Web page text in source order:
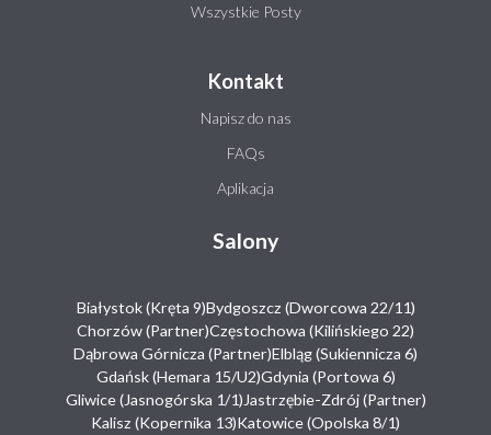
Wszystkie Posty
Kontakt
Napisz do nas
FAQs
Aplikacja
Salony
Białystok (Kręta 9)Bydgoszcz (Dworcowa 22/11)
Chorzów (Partner)Częstochowa (Kilińskiego 22)
Dąbrowa Górnicza (Partner)Elbląg (Sukiennicza 6)
Gdańsk (Hemara 15/U2)Gdynia (Portowa 6)
Gliwice (Jasnogórska 1/1) Jastrzębie-Zdrój (Partner)
Kalisz (Kopernika 13)Katowice (Opolska 8/1)